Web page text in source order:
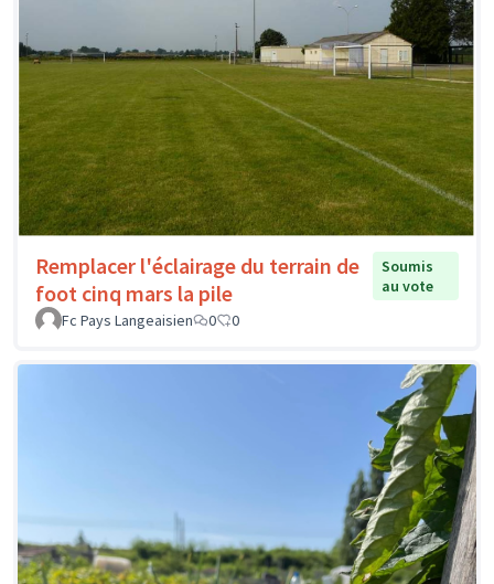
Remplacer l'éclairage du terrain de
foot cinq mars la pile
Soumis
au vote
Fc Pays Langeaisien
0 0